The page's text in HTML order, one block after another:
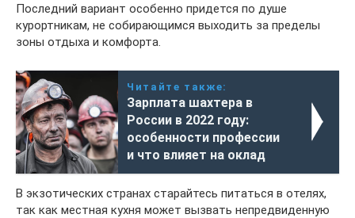
Последний вариант особенно придется по душе
курортникам, не собирающимся выходить за пределы
зоны отдыха и комфорта.
Читайте также:
Зарплата шахтера в
России в 2022 году:
особенности профессии
и что влияет на оклад
В экзотических странах старайтесь питаться в отелях,
так как местная кухня может вызвать непредвиденную